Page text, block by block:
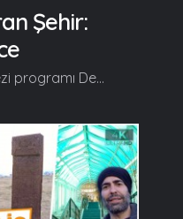
Şehir:
MyMecra'nın eğlenceli gezi programı Deyince'nin yeni bölüm durağı dağlarından yağ, ovalarından bal akan bal şehir "Balıkesir" oluyor. Deyince, yeni bölümünde tarihi güzellikleri ve medeniyetiyle herkesi hayran bırakan Balıkesir'in Sındırgı Cumhuriyet Meydanı, Balkuru Sebze Meyve Kurutma Tesisi, Hisaralan İda Madra Jeoparkı, Kışla Müze Han, Çınarlı Yol, 15 Temmuz Anıtı, Avlu Rekreasyon Alanı, Çamlık Rölyef Alanı, 15 Temmuz Şehitler Camii, Balıkesir Millet Kütüphanesi Ahmet Kot Kitaplığı, Balmek Atölyeleri, Dijital Gençlik Merkezi, Zağanos Paşa Camii İvrindi Sokak Hayvanları Bakım Evi ve Rehabilitasyon Merkezi, Havran Kent Müzesi, Nermin Hanım Zeytinliği, Edremit - Altınkum Sahili, Baçem, Burhaniye - Ören Sahili, Akkızhan, Karesi Bey Türbesi'nin en özel yanlarını izleyiciyle buluşturuyor... Devamı videomuzda... Gelin, Beraber Yürüyelim...